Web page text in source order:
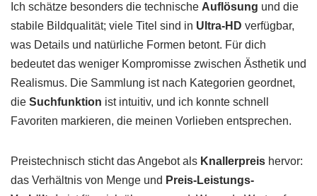
Ich schätze besonders die technische Auflösung und die
stabile Bildqualität; viele Titel sind in Ultra-HD verfügbar,
was Details und natürliche Formen betont. Für dich
bedeutet das weniger Kompromisse zwischen Ästhetik und
Realismus. Die Sammlung ist nach Kategorien geordnet,
die Suchfunktion ist intuitiv, und ich konnte schnell
Favoriten markieren, die meinen Vorlieben entsprechen.
Preistechnisch sticht das Angebot als Knallerpreis hervor:
das Verhältnis von Menge und Preis-Leistungs-